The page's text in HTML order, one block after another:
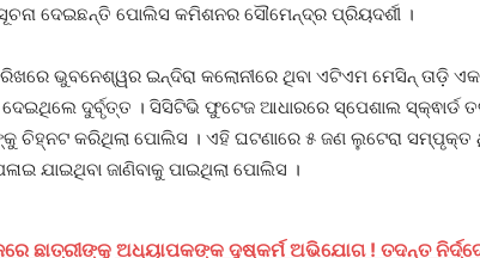
ଦେଇଛନ୍ତି ପୋଲିସ କମିଶନର ସୌମେନ୍ଦ୍ର ପ୍ରିୟଦର୍ଶୀ ।
ଭୁବନେଶ୍ୱର ଇନ୍ଦିରା କଲୋନୀରେ ଥିବା ଏଟିଏମ ମେସିନ୍‌ ତାଡ଼ି ଏକ
ଦୁର୍ବୃତ୍ତ । ସିସିଟିଭି ଫୁଟେଜ ଆଧାରରେ ସ୍ପେଶାଲ ସ୍କ୍ଵାର୍ଡ
ଚିହ୍ନଟ କରିଥିଲା ପୋଲିସ । ଏହି ଘଟଣାରେ ୫ ଜଣ ଲୁଟେରା ସମ୍ପୃକ୍ତ
ଯାଇଥିବା ଜାଣିବାକୁ ପାଇଥିଲା ପୋଲିସ ।
ଛାତ୍ରୀଙ୍କୁ ଅଧ୍ୟାପକଙ୍କ ଦୁଷ୍କର୍ମ ଅଭିଯୋଗ ! ତଦନ୍ତ